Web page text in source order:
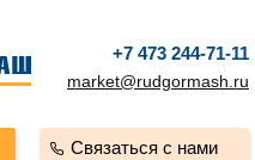
+7 473 244-71-11
market@rudgormash.ru
Связаться с нами